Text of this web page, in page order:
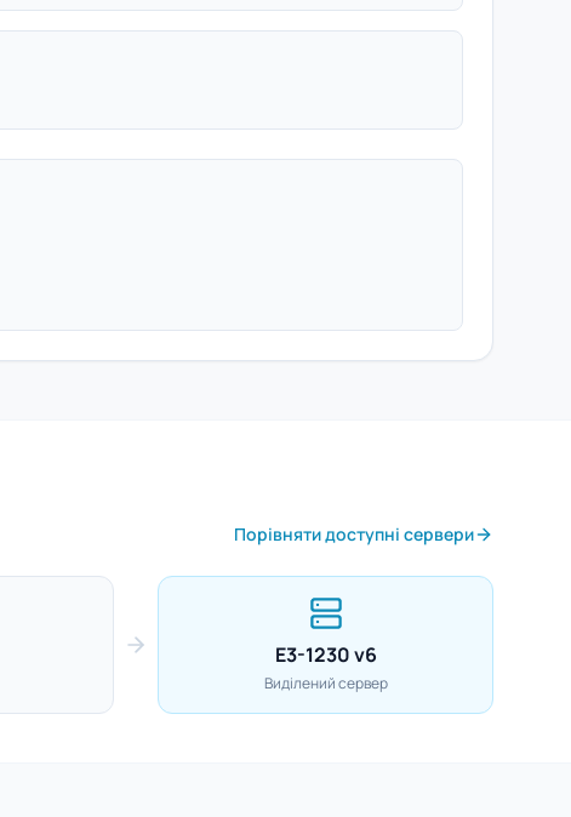
Порівняти доступні сервери
E3-1230 v6
Виділений сервер